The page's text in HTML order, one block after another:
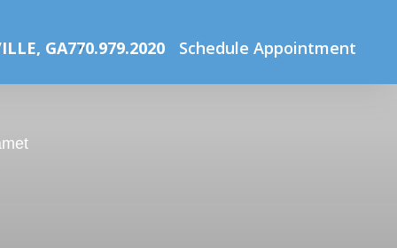
GA770.979.2020 Schedule Appointment